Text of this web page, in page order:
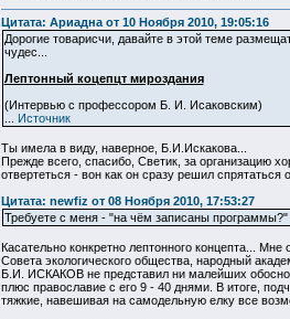
Цитата: Ариадна от 10 Ноября 2010, 19:05:16
Дорогие товарисчи, давайте в этой теме
чудес...
Лептонный коцепцт мироздания
(Интервью с профессором Б. И. Исаковским)
Источник
Ты имела в виду, наверное, Б.И.Искакова...
Прежде всего, спасибо, Светик, за организацию
отвертеться - вон как он сразу решил спрятаться
Цитата: newfiz от 08 Ноября 2010, 17:53:27
Требуете с меня - "на чём записаны программы?"
Касательно конкретно лептонного концепта...
Совета экологического общества, народный
Б.И. ИСКАКОВ не представил ни малейших
плюс православие с его 9 - 40 днями. В итоге,
тяжкие, навешивая на самодельную елку все